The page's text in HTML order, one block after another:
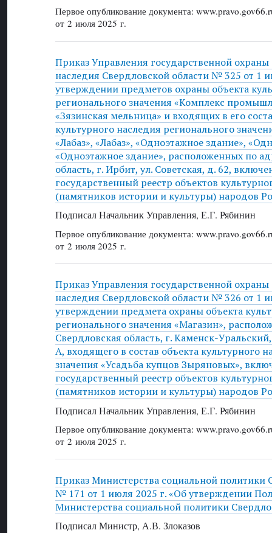
Первое опубликование документа:
от 2 июля 2025 г.
Приказ Управления государственной охраны
наследия Свердловской области № 325 от 1
утверждении предметов охраны объекта
регионального значения «Комплекс
«Зязинская мельница» и входящих в его
культурного наследия регионального
«Лабаз», «Лабаз», «Одноэтажное здание»,
«Одноэтажное здание», расположенных по
область, г. Ирбит, ул. Советская, д. 62,
государственный реестр объектов
(памятников истории и культуры) народов
Подписал Начальник Управления, Е.Г. Рябинин
Первое опубликование документа:
от 2 июля 2025 г.
Приказ Управления государственной охраны
наследия Свердловской области № 326 от 1
утверждении предмета охраны объекта
регионального значения «Магазин»,
Свердловская область, г. Каменск-
А, входящего в состав объекта культурного
значения «Усадьба купцов Зыряновых»,
государственный реестр объектов
(памятников истории и культуры) народов
Подписал Начальник Управления, Е.Г. Рябинин
Первое опубликование документа:
от 2 июля 2025 г.
Приказ Министерства социальной политики
№ 171 от 1 июля 2025 г. «Об утверждении
Министерства социальной политики
Подписал Министр, А.В. Злоказов